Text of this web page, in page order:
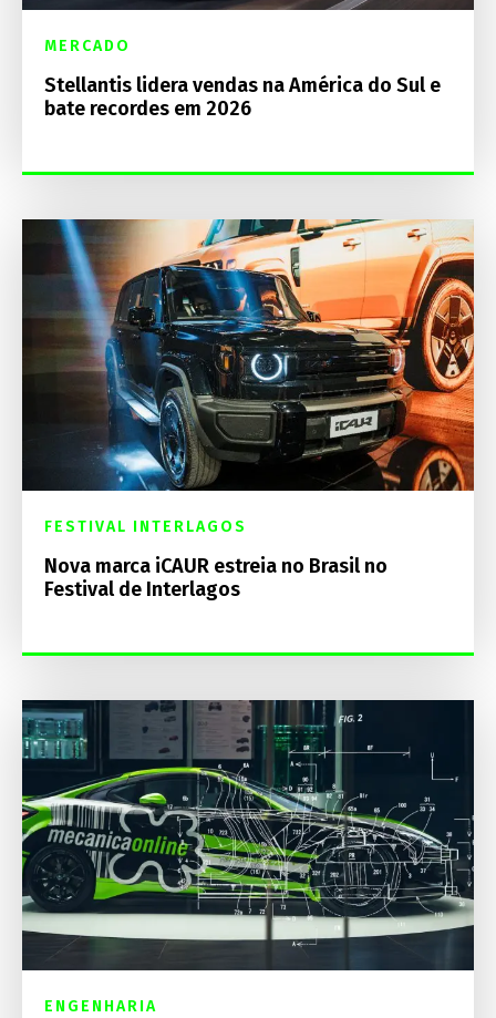
MERCADO
Stellantis lidera vendas na América do Sul e
bate recordes em 2026
FESTIVAL INTERLAGOS
Nova marca iCAUR estreia no Brasil no
Festival de Interlagos
ENGENHARIA